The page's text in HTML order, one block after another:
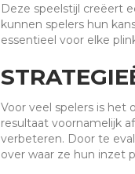
Deze speelstijl creëert
kunnen spelers hun
essentieel voor elke
Voor veel spelers is het
resultaat voornamelijk
verbeteren. Door te
over waar ze hun inzet